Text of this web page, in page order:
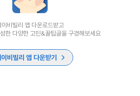
이비빌리 앱 다운로드받고
한 다양한 고민&꿀팁글을 구경해보세요
비빌리 앱 다운받기